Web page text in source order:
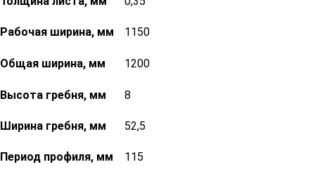
Рабочая ширина, мм 1150
Общая ширина, мм 1200
Высота гребня, мм 8
Ширина гребня, мм 52,5
Период профиля, мм
115